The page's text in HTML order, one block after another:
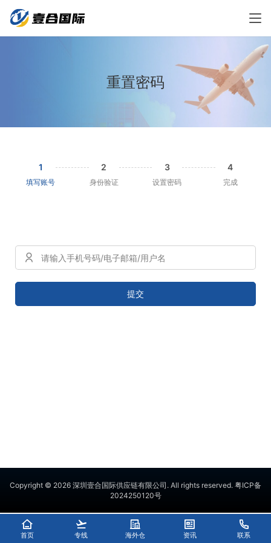
重置密码
1
填写账号
2
身份验证
3
设置密码
4
完成
提交
Copyright © 2026 深圳壹合国际供应链有限公司 . All rights reserved. 粤ICP备
2024250120号
首页 专线 海外仓 资讯 联系